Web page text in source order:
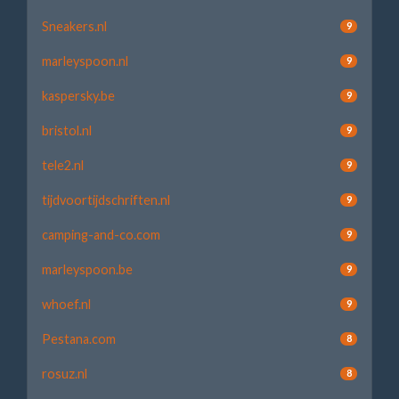
Sneakers.nl 9
marleyspoon.nl 9
kaspersky.be 9
bristol.nl 9
tele2.nl 9
tijdvoortijdschriften.nl 9
camping-and-co.com 9
marleyspoon.be 9
whoef.nl 9
Pestana.com 8
rosuz.nl 8